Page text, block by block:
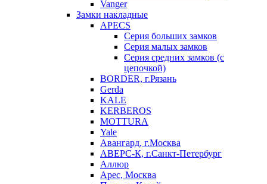
Vanger
Замки накладные
APECS
Серия больших замков
Серия малых замков
Серия средних замков (с
цепочкой)
BORDER, г.Рязань
Gerda
KALE
KERBEROS
MOTTURA
Yale
Авангард, г.Москва
АВЕРС-К, г.Санкт-Петербург
Аллюр
Арес, Москва